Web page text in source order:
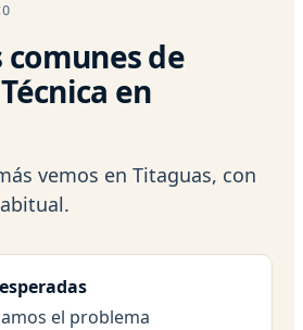
de
en
vemos en Titaguas, con
el problema